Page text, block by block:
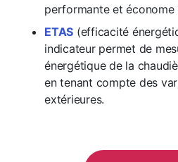
performante et économe
ETAS (efficacité
indicateur permet de
énergétique de la
en tenant compte des
extérieures.